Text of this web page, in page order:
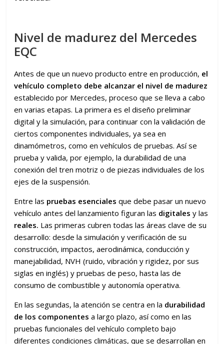
Nivel de madurez del Mercedes
EQC
Antes de que un nuevo producto entre en producción, el
vehículo completo debe alcanzar el nivel de madurez
establecido por Mercedes, proceso que se lleva a cabo
en varias etapas. La primera es el diseño preliminar
digital y la simulación, para continuar con la validación de
ciertos componentes individuales, ya sea en
dinamómetros, como en vehículos de pruebas. Así se
prueba y valida, por ejemplo, la durabilidad de una
conexión del tren motriz o de piezas individuales de los
ejes de la suspensión.
Entre las pruebas esencialesque debe pasar un nuevo
vehículo antes del lanzamiento figuran las digitalesy las
reales. Las primeras cubren todas las áreas clave de su
desarrollo: desde la simulación y verificación de su
construcción, impactos, aerodinámica, conducción y
manejabilidad, NVH (ruido, vibración y rigidez, por sus
siglas en inglés) y pruebas de peso, hasta las de
consumo de combustible y autonomía operativa.
En las segundas, la atención se centra en la durabilidad
de los componentes a largo plazo, así como en las
pruebas funcionales del vehículo completo bajo
diferentes condiciones climáticas, que se desarrollan en